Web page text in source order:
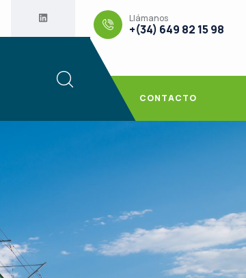
Llámanos
+(34) 649 82 15 98
CONTACTO